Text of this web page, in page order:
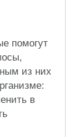
помогут
из них
в